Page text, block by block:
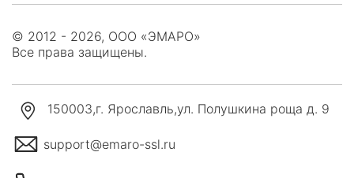
© 2012 - 2026, ООО «ЭМАРО»
Все права защищены.
150003,г. Ярославль,ул. Полушкина роща д. 9
support@emaro-ssl.ru